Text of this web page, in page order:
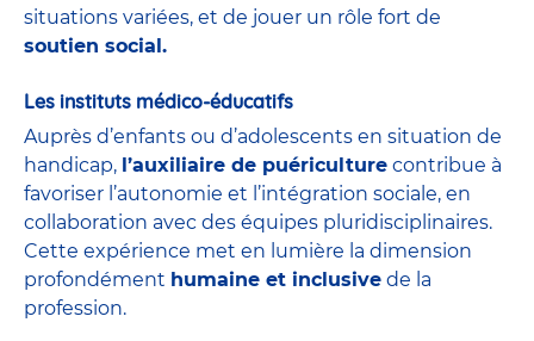
situations variées, et de jouer un rôle fort de
soutien social.
Les instituts médico-éducatifs
Auprès d’enfants ou d’adolescents en situation de
handicap, l’auxiliaire de puériculture contribue à
favoriser l’autonomie et l’intégration sociale, en
collaboration avec des équipes pluridisciplinaires.
Cette expérience met en lumière la dimension
profondément humaine et inclusive de la
profession.